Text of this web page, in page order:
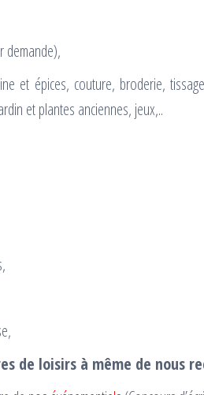
demande),
et épices, couture, broderie,
et plantes anciennes, jeux,..
de loisirs à même de nous